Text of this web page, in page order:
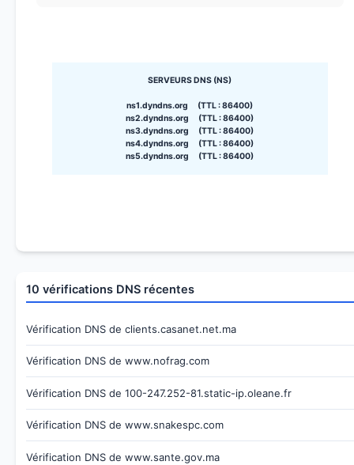
SERVEURS DNS (NS)
ns1.dyndns.org (TTL : 86400)
ns2.dyndns.org (TTL : 86400)
ns3.dyndns.org (TTL : 86400)
ns4.dyndns.org (TTL : 86400)
ns5.dyndns.org (TTL : 86400)
10 vérifications DNS récentes
Vérification DNS de clients.casanet.net.ma
Vérification DNS de www.nofrag.com
Vérification DNS de 100-247.252-81.static-ip.oleane.fr
Vérification DNS de www.snakespc.com
Vérification DNS de www.sante.gov.ma